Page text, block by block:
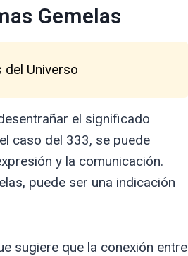
Gemelas
Universo
el significado
caso del 333, se puede
y la comunicación.
puede ser una indicación
sugiere que la conexión entre